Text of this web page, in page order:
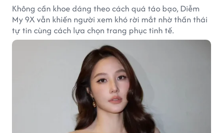
Không cần khoe dáng theo cách quá táo bạo, Diễm
My 9X vẫn khiến người xem khó rời mắt nhờ thần thái
tự tin cùng cách lựa chọn trang phục tinh tế.